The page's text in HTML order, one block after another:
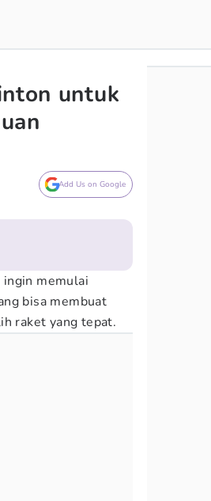
untuk
Add Us on Google
ingin memulai
bisa membuat
raket yang tepat.